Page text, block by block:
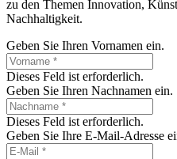
zu den Themen Innovation,
Nachhaltigkeit.
Geben Sie Ihren Vornamen ein.
Dieses Feld ist erforderlich.
Geben Sie Ihren Nachnamen ein.
Dieses Feld ist erforderlich.
Geben Sie Ihre E-Mail-Adresse